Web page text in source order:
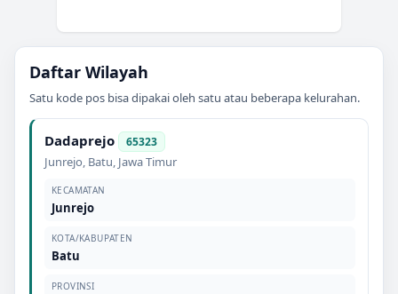
Daftar Wilayah
Satu kode pos bisa dipakai oleh satu atau beberapa kelurahan.
Dadaprejo 65323
Junrejo, Batu, Jawa Timur
KECAMATAN
Junrejo
KOTA/KABUPATEN
Batu
PROVINSI